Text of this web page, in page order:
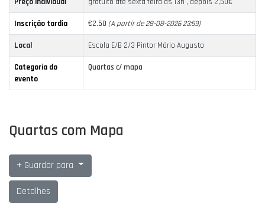
Inscrição tardia €2.50 (A partir de 28-08-2026 23:59)
Local Escola E/B 2/3 Pintor Mário Augusto
Categoria do
evento
Quartas c/ mapa
Quartas com Mapa
Guardar para
Detalhes